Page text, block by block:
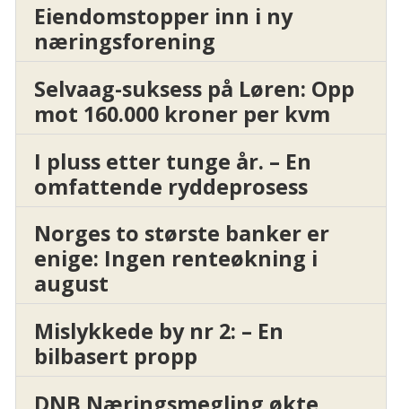
Eiendomstopper inn i ny
næringsforening
Selvaag-suksess på Løren: Opp
mot 160.000 kroner per kvm
I pluss etter tunge år. – En
omfattende ryddeprosess
Norges to største banker er
enige: Ingen renteøkning i
august
Mislykkede by nr 2: – En
bilbasert propp